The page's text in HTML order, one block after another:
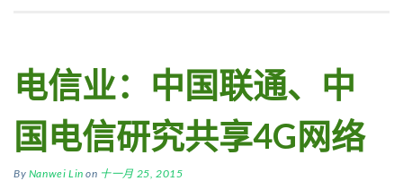
电信业：中国联通、中
国电信研究共享4G网络
By Nanwei Lin on 十一月 25, 2015